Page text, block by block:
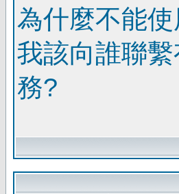
為什麼不能
我該向誰聯
務?